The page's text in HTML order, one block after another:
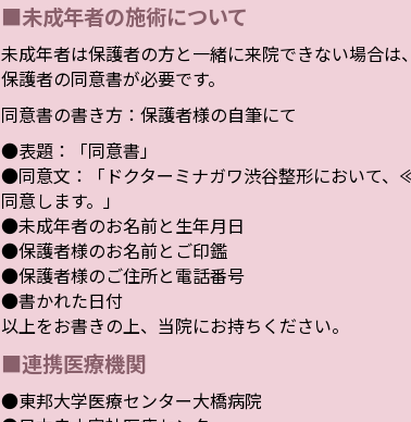
■未成年者の施術について
未成年者は保護者の方と一緒に来院できない場合は、
保護者の同意書が必要です。
同意書の書き方：保護者様の自筆にて
●表題：「同意書」
●同意文：「ドクターミナガワ渋谷整形において
同意します。」
●未成年者のお名前と生年月日
●保護者様のお名前とご印鑑
●保護者様のご住所と電話番号
●書かれた日付
以上をお書きの上、当院にお持ちください。
■連携医療機関
●東邦大学医療センター大橋病院